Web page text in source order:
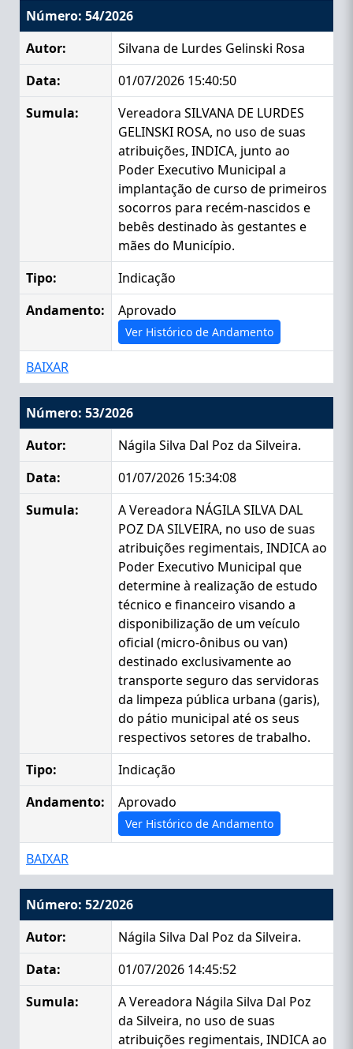
Número: 54/2026
Autor:
Silvana de Lurdes Gelinski Rosa
Data:
01/07/2026 15:40:50
Sumula:
Vereadora SILVANA DE LURDES
GELINSKI ROSA, no uso de suas
atribuições, INDICA, junto ao
Poder Executivo Municipal a
implantação de curso de primeiros
socorros para recém-nascidos e
bebês destinado às gestantes e
mães do Município.
Tipo:
Indicação
Andamento:
Aprovado
Ver Histórico de Andamento
BAIXAR
Número: 53/2026
Autor:
Nágila Silva Dal Poz da Silveira.
Data:
01/07/2026 15:34:08
Sumula:
A Vereadora NÁGILA SILVA DAL
POZ DA SILVEIRA, no uso de suas
atribuições regimentais, INDICA ao
Poder Executivo Municipal que
determine à realização de estudo
técnico e financeiro visando a
disponibilização de um veículo
oficial (micro-ônibus ou van)
destinado exclusivamente ao
transporte seguro das servidoras
da limpeza pública urbana (garis),
do pátio municipal até os seus
respectivos setores de trabalho.
Tipo:
Indicação
Andamento:
Aprovado
Ver Histórico de Andamento
BAIXAR
Número: 52/2026
Autor:
Nágila Silva Dal Poz da Silveira.
Data:
01/07/2026 14:45:52
Sumula:
A Vereadora Nágila Silva Dal Poz
da Silveira, no uso de suas
atribuições regimentais, INDICA ao